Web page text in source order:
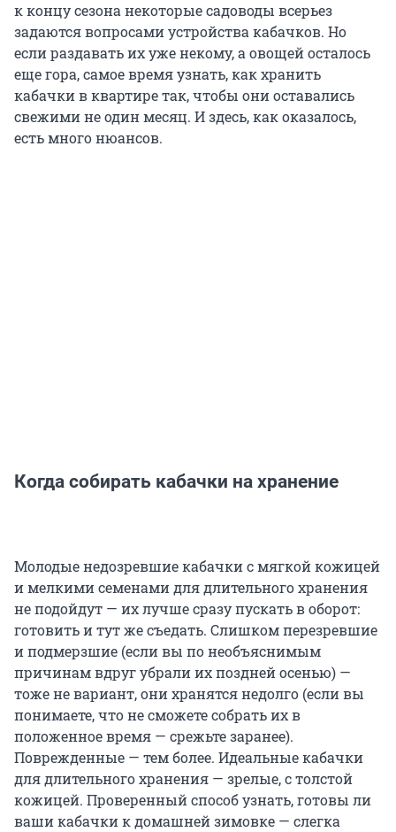
к концу сезона некоторые садоводы всерьез
задаются вопросами устройства кабачков. Но
если раздавать их уже некому, а овощей осталось
еще гора, самое время узнать, как хранить
кабачки в квартире так, чтобы они оставались
свежими не один месяц. И здесь, как оказалось,
есть много нюансов.
Когда собирать кабачки на хранение
Молодые недозревшие кабачки с мягкой кожицей
и мелкими семенами для длительного хранения
не подойдут — их лучше сразу пускать в оборот:
готовить и тут же съедать. Слишком перезревшие
и подмерзшие (если вы по необъяснимым
причинам вдруг убрали их поздней осенью) —
тоже не вариант, они хранятся недолго (если вы
понимаете, что не сможете собрать их в
положенное время — срежьте заранее).
Поврежденные — тем более. Идеальные кабачки
для длительного хранения — зрелые, с толстой
кожицей. Проверенный способ узнать, готовы ли
ваши кабачки к домашней зимовке — слегка